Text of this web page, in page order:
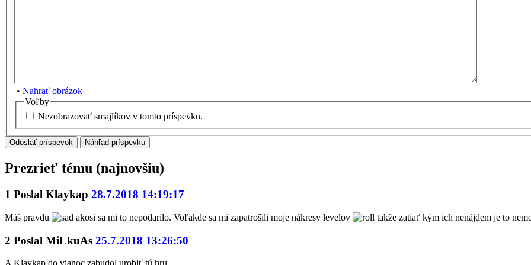
• Nahrať obrázok
Voľby
Nezobrazovať smajlíkov v tomto príspevku.
Prezrieť tému (najnovšiu)
1 Poslal Klaykap 28.7.2018 14:19:17
Máš pravdu akosi sa mi to nepodarilo. Voľakde sa mi zapatrošili moje nákresy levelov takže zatiať kým ich nenájdem je to
2 Poslal MiLkuAs 25.7.2018 13:26:50